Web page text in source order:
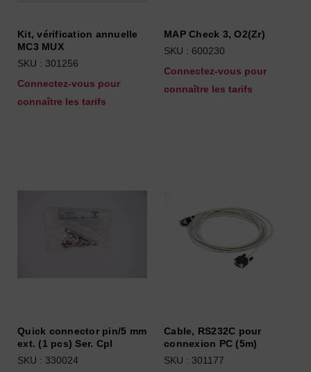
Kit, vérification annuelle
MC3 MUX
SKU : 301256
Connectez-vous pour
connaître les tarifs
MAP Check 3, O2(Zr)
SKU : 600230
Connectez-vous pour
connaître les tarifs
Quick connector pin/5 mm
ext. (1 pcs) Ser. Cpl
SKU : 330024
Cable, RS232C pour
connexion PC (5m)
SKU : 301177